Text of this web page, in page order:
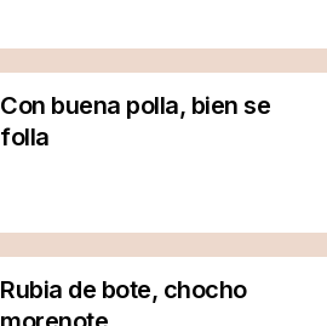
Con buena polla, bien se
folla
Rubia de bote, chocho